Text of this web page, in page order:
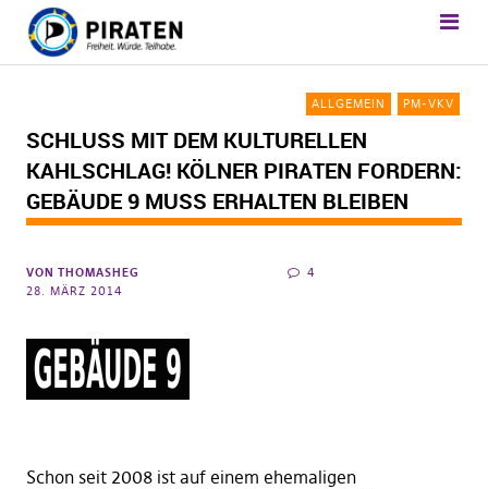
ALLGEMEIN PM-VKV
SCHLUSS MIT DEM KULTURELLEN
KAHLSCHLAG! KÖLNER PIRATEN FORDERN:
GEBÄUDE 9 MUSS ERHALTEN BLEIBEN
VON THOMASHEG
28. MÄRZ 2014
4
Schon seit 2008 ist auf einem ehemaligen